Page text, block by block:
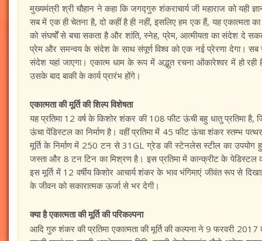
मुख्यमंत्री श्री चौहान ने कहा कि जगद्गुरु शंकराचार्य जी महाराज को यही
सब में एक ही चेतना है, दो कहीं है ही नहीं, इसलिए हम एक हैं, यह एकात्मता
को संघर्षों से बचा सकता है और शांति, स्नेह, प्रेम, आत्मीयता का संदेश दे
प्रेम और समन्वय के संदेश के साथ संपूर्ण विश्व को एक नई प्रेरणा देगा। सब
संदेश यहां जाएगा। एकात्म धाम के रूप में अद्भुत रचना ओंकारेश्वर में हो
उसके बाद बाकी के कार्य प्रारंभ होंगे।
एकात्मता की मूर्ति की शिल्प विशेषता
यह प्रतिमा 12 वर्ष के किशोर शंकर की 108 फीट ऊंची बहु धातु
ऊंचा पेंडिस्टल का निर्माण है। वहीं प्रतिमा में 45 फीट ऊंचा शंकर स्तम्भ
मूर्ति के निर्माण में 250 टन से 31GL ग्रेड की स्टेनलेस स्टील का
जस्ता और 8 टन टिन का मिश्रण है। इस प्रतिमा में कान्क्रीट के पेडिस्टल को
इस मूर्ति में 12 वर्षीय किशोर आचार्य शंकर के भाव भंगिमाएं जीवंत रूप से
के जीवन को सकारात्मक ऊर्जा से भर देगी।
क्या है एकात्मता की मूर्ति की परिकल्पना
आदि गुरु शंकर की प्रतिमा एकात्मता की मूर्ति की कल्पना ने 9 फरवरी 2017